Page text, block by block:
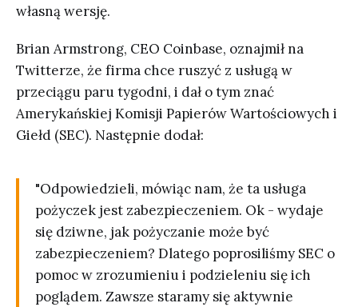
własną wersję.
Brian Armstrong, CEO Coinbase, oznajmił na
Twitterze, że firma chce ruszyć z usługą w
przeciągu paru tygodni, i dał o tym znać
Amerykańskiej Komisji Papierów Wartościowych i
Giełd (SEC). Następnie dodał:
"Odpowiedzieli, mówiąc nam, że ta usługa
pożyczek jest zabezpieczeniem. Ok - wydaje
się dziwne, jak pożyczanie może być
zabezpieczeniem? Dlatego poprosiliśmy SEC o
pomoc w zrozumieniu i podzieleniu się ich
poglądem. Zawsze staramy się aktywnie